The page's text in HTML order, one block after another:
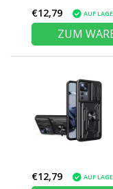
€12,79 AUF
ZUM
€12,79 AUF